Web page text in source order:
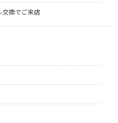
交換でご来店